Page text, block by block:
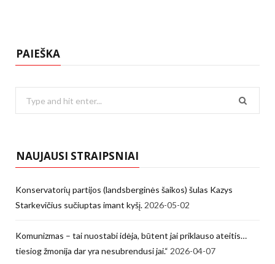
PAIEŠKA
NAUJAUSI STRAIPSNIAI
Konservatorių partijos (landsberginės šaikos) šulas Kazys
Starkevičius sučiuptas imant kyšį. 2026-05-02
Komunizmas – tai nuostabi idėja, būtent jai priklauso ateitis…
tiesiog žmonija dar yra nesubrendusi jai.“ 2026-04-07